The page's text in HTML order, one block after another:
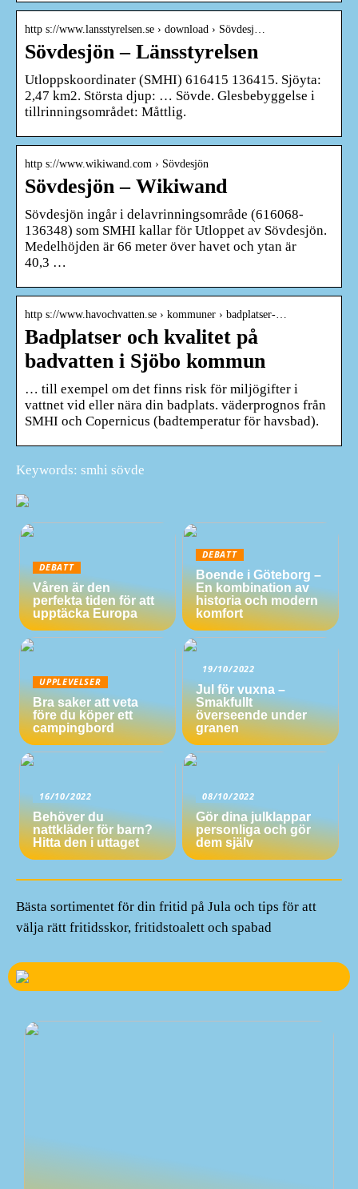
http s://www.lansstyrelsen.se › download › Sövdesj…
Sövdesjön – Länsstyrelsen
Utloppskoordinater (SMHI) 616415 136415. Sjöyta:
2,47 km2. Största djup: … Sövde. Glesbebyggelse i
tillrinningsområdet: Måttlig.
http s://www.wikiwand.com › Sövdesjön
Sövdesjön – Wikiwand
Sövdesjön ingår i delavrinningsområde (616068-
136348) som SMHI kallar för Utloppet av Sövdesjön.
Medelhöjden är 66 meter över havet och ytan är
40,3 …
http s://www.havochvatten.se › kommuner › badplatser-…
Badplatser och kvalitet på
badvatten i Sjöbo kommun
… till exempel om det finns risk för miljögifter i
vattnet vid eller nära din badplats. väderprognos från
SMHI och Copernicus (badtemperatur för havsbad).
Keywords: smhi sövde
DEBATT
Våren är den
perfekta tiden för att
upptäcka Europa
DEBATT
Boende i Göteborg –
En kombination av
historia och modern
komfort
UPPLEVELSER
Bra saker att veta
före du köper ett
campingbord
19/10/2022
Jul för vuxna –
Smakfullt
överseende under
granen
16/10/2022
Behöver du
nattkläder för barn?
Hitta den i uttaget
08/10/2022
Gör dina julklappar
personliga och gör
dem själv
Bästa sortimentet för din fritid på Jula och tips för att
välja rätt fritidsskor, fritidstoalett och spabad